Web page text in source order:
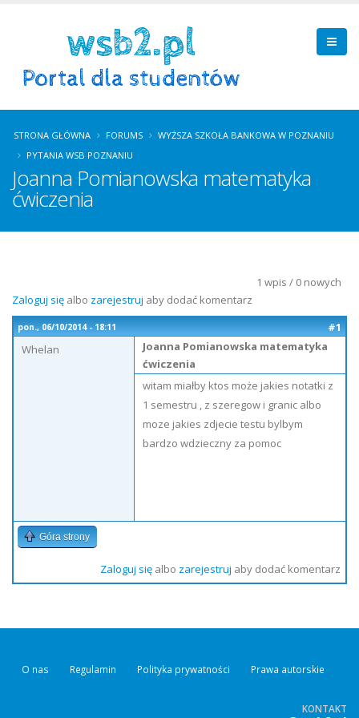
STRONA GŁÓWNA FORUMS
WYŻSZA SZKOŁA BANKOWA W POZNANIU
PYTANIA WSB POZNANIU
Joanna Pomianowska matematyka
ćwiczenia
1 wpis / 0 nowych
Zaloguj się albo zarejestruj aby dodać komentarz
pon., 06/10/2014 - 18:11
#1
Whelan
Joanna Pomianowska matematyka
ćwiczenia
witam miałby ktos może jakies notatki z
1 semestru , z szeregow i granic albo
moze jakies zdjecie testu bylbym
bardzo wdzieczny za pomoc
Góra strony
Zaloguj sięalbo zarejestruj aby dodać komentarz
O nas Regulamin Polityka prywatności Prawa autorskie
KONTAKT